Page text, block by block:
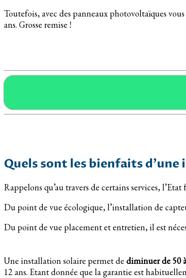
Toutefois, avec des panneaux photovoltaïques
ans. Grosse remise !
Quels sont les bienfaits
Rappelons qu’au travers de certains services,
Du point de vue écologique, l’installation de
Du point de vue placement et entretien, il est
Une installation solaire permet de diminuer de 50
12 ans. Etant donnée que la garantie est